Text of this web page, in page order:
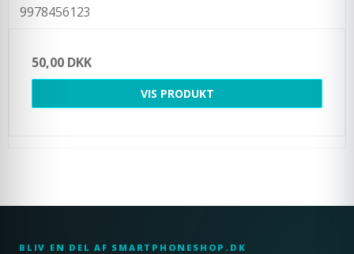
9978456123
50,00 DKK
VIS PRODUKT
BLIV EN DEL AF SMARTPHONESHOP.DK